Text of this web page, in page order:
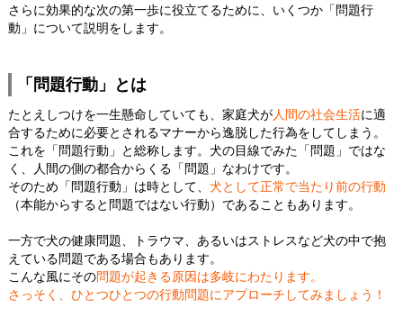
さらに効果的な次の第一歩に役立てるために、いくつか「問題行
動」について説明をします。
「問題行動」とは
たとえしつけを一生懸命していても、家庭犬が人間の社会生活に適
合するために必要とされるマナーから逸脱した行為をしてしまう。
これを「問題行動」と総称します。犬の目線でみた「問題」ではな
く、人間の側の都合からくる「問題」なわけです。
そのため「問題行動」は時として、 犬として正常で当たり前の行動
（本能からすると問題ではない行動）であることもあります。
一方で犬の健康問題、トラウマ、あるいはストレスなど犬の中で抱
えている問題である場合もあります。
こんな風にその問題が起きる原因は多岐にわたります。
さっそく、ひとつひとつの行動問題にアプローチしてみましょう！